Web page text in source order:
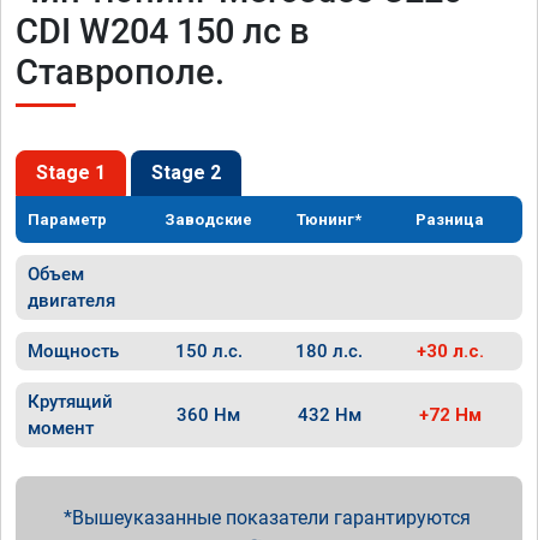
CDI W204 150 лс в
Ставрополе.
Stage 1 Stage 2
Параметр Заводские Тюнинг* Разница
Объем
двигателя
Мощность 150 л.с. 180 л.с. +30 л.с.
Крутящий
момент
360 Нм 432 Нм +72 Нм
Вышеуказанные показатели гарантируются